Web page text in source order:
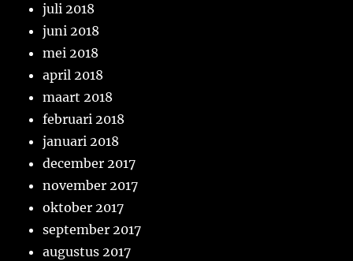
juli 2018
juni 2018
mei 2018
april 2018
maart 2018
februari 2018
januari 2018
december 2017
november 2017
oktober 2017
september 2017
augustus 2017